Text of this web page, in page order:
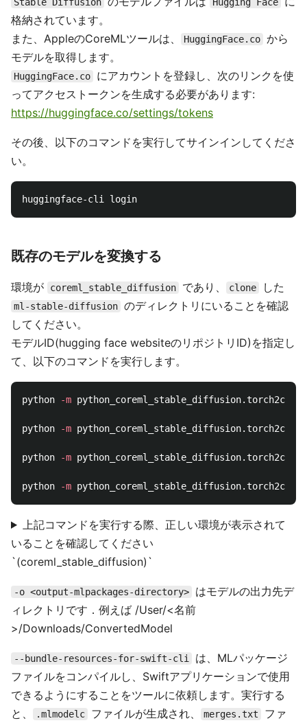
格納されています。
また、AppleのCoreMLツールは、
HuggingFace.co から
モデルを取得します。
HuggingFace.co
にアカウントを登録し、次のリンクを使
ってアクセストークンを生成する必要があります:
https://huggingface.co/settings/tokens
その後、以下のコマンドを実行してサインインしてくださ
い。
既存のモデルを変換する
環境が coreml_stable_diffusion であり、 clone した
ml-stable-diffusion のディレクトリにいることを確認
してください。
モデルID(hugging face websiteのリポジトリID)を指定し
て、以下のコマンドを実行します。
python -m
python -m
python -m
python -m
上記コマンドを実行する際、正しい環境が表示されて
いることを確認してください
`(coreml_stable_diffusion)`
-o <output-mlpackages-directory>
はモデルの出力先デ
ィレクトリです．例えば /User/<名前
>/Downloads/ConvertedModel
--bundle-resources-for-swift-cli
は、MLパッケージ
ファイルをコンパイルし、Swiftアプリケーションで使用
できるようにすることをツールに依頼します。実行する
と、
.mlmodelc ファイルが生成され、 merges.txt
ファ